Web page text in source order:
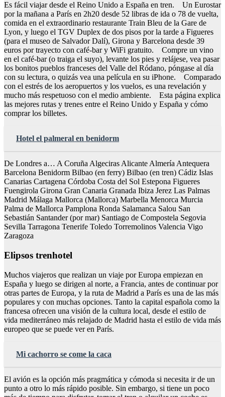
Es fácil viajar desde el Reino Unido a España en tren. Un Eurostar
por la mañana a París en 2h20 desde 52 libras de ida o 78 de vuelta,
comida en el extraordinario restaurante Train Bleu de la Gare de
Lyon, y luego el TGV Duplex de dos pisos por la tarde a Figueres
(para el museo de Salvador Dalí), Girona y Barcelona desde 39
euros por trayecto con café-bar y WiFi gratuito. Compre un vino
en el café-bar (o traiga el suyo), levante los pies y relájese, vea pasar
los bonitos pueblos franceses del Valle del Ródano, póngase al día
con su lectura, o quizás vea una película en su iPhone. Comparado
con el estrés de los aeropuertos y los vuelos, es una revelación y
mucho más respetuoso con el medio ambiente. Esta página explica
las mejores rutas y trenes entre el Reino Unido y España y cómo
comprar los billetes.
Hotel el palmeral en benidorm
De Londres a… A Coruña Algeciras Alicante Almería Antequera
Barcelona Benidorm Bilbao (en ferry) Bilbao (en tren) Cádiz Islas
Canarias Cartagena Córdoba Costa del Sol Estepona Figueres
Fuengirola Girona Gran Canaria Granada Ibiza Jerez Las Palmas
Madrid Málaga Mallorca (Mallorca) Marbella Menorca Murcia
Palma de Mallorca Pamplona Ronda Salamanca Salou San
Sebastián Santander (por mar) Santiago de Compostela Segovia
Sevilla Tarragona Tenerife Toledo Torremolinos Valencia Vigo
Zaragoza
Elipsos trenhotel
Muchos viajeros que realizan un viaje por Europa empiezan en
España y luego se dirigen al norte, a Francia, antes de continuar por
otras partes de Europa, y la ruta de Madrid a París es una de las más
populares y con muchas opciones. Tanto la capital española como la
francesa ofrecen una visión de la cultura local, desde el estilo de
vida mediterráneo más relajado de Madrid hasta el estilo de vida más
europeo que se puede ver en París.
Mi cachorro se come la caca
El avión es la opción más pragmática y cómoda si necesita ir de un
punto a otro lo más rápido posible. Sin embargo, si tiene un poco